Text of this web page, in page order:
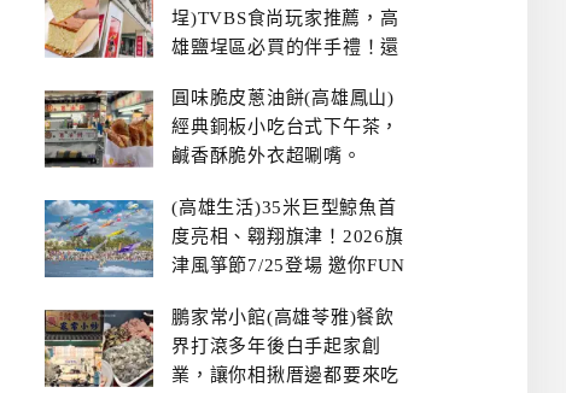
埕)TVBS食尚玩家推薦，高
雄鹽埕區必買的伴手禮！還
圓味脆皮蔥油餅(高雄鳳山)
經典銅板小吃台式下午茶，
鹹香酥脆外衣超唰嘴。
(高雄生活)35米巨型鯨魚首
度亮相、翱翔旗津！2026旗
津風箏節7/25登場 邀你FUN
鵬家常小館(高雄苓雅)餐飲
界打滾多年後白手起家創
業，讓你相揪厝邊都要來吃